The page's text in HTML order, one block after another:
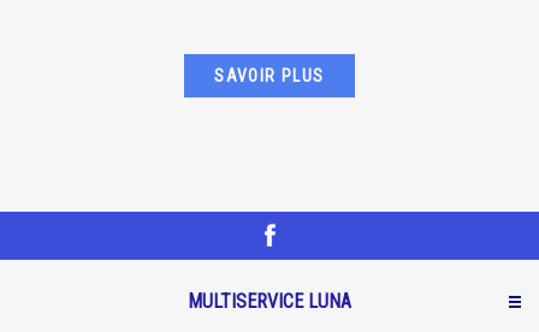
SAVOIR PLUS
MULTISERVICE LUNA